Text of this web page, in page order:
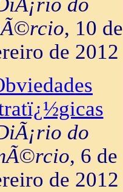
, 10 de
de 2012
do
, 6 de
de 2012